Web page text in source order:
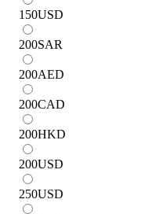
150USD
200SAR
200AED
200CAD
200HKD
200USD
250USD